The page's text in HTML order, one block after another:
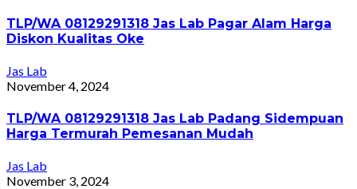
TLP/WA 08129291318 Jas Lab Pagar Alam Harga
Diskon Kualitas Oke
Jas Lab
November 4, 2024
TLP/WA 08129291318 Jas Lab Padang Sidempuan
Harga Termurah Pemesanan Mudah
Jas Lab
November 3, 2024